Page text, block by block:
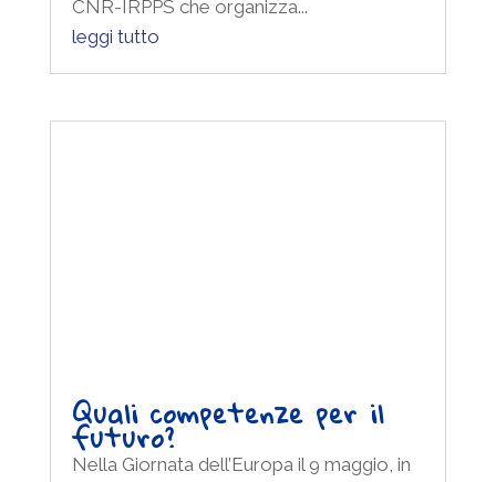
leggi tutto
Quali competenze per il
futuro?
Nella Giornata dell’Europa il 9 maggio, in
occasione del lancio dell’Anno europeo